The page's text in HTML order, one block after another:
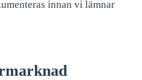
innan vi lämnar